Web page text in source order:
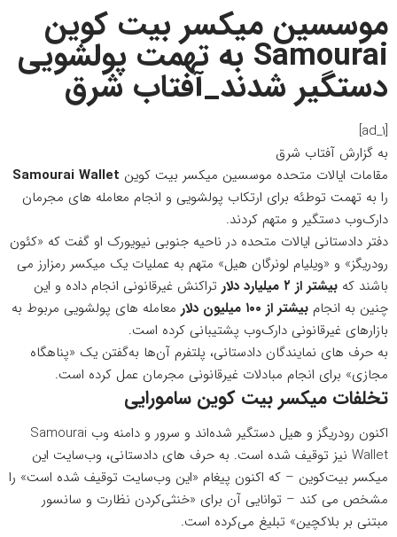
موسسین میکسر بیت کوین
Samourai به تهمت پولشویی
دستگیر شدند_آفتاب شرق
[ad_1]
به گزارش آفتاب شرق
مقامات ایالات متحده موسسین میکسر بیت کوین Samourai Wallet
را به تهمت توطئه برای ارتکاب پولشویی و انجام معامله های مجرمان
دارک‌وب دستگیر و متهم کردند.
دفتر دادستانی ایالات متحده در ناحیه جنوبی نیویورک او گفت که «کئون
رودریگز» و «ویلیام لونرگان هیل» متهم به عملیات یک میکسر رمزارز می
باشند که بیشتر از ۲ میلیارد دلار
تراکنش غیرقانونی انجام داده و این
چنین به انجام بیشتر از ۱۰۰ میلیون دلار
معامله های پولشویی مربوط به
بازارهای غیرقانونی دارک‌وب پشتیبانی کرده است.
به حرف های نمایندگان دادستانی، پلتفرم آن‌ها به‌گفتن یک «پناهگاه
مجازی» برای انجام مبادلات غیرقانونی مجرمان عمل کرده است.
تخلفات میکسر بیت کوین سامورایی
اکنون رودریگز و هیل دستگیر شده‌اند و سرور و دامنه وب Samourai
Wallet نیز توقیف شده است. به حرف های دادستانی، وب‌سایت این
میکسر بیت‌کوین – که اکنون پیغام «این وب‌سایت توقیف شده است» را
مشخص می کند – توانایی آن برای «خنثی‌کردن نظارت و سانسور
مبتنی بر بلاکچین» تبلیغ می‌کرده است.